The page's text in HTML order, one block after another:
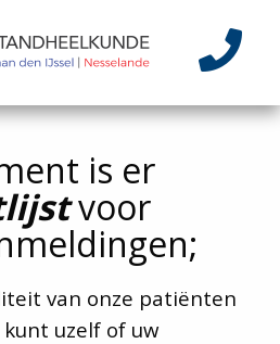
is er
voor
van onze patiënten
uzelf of uw